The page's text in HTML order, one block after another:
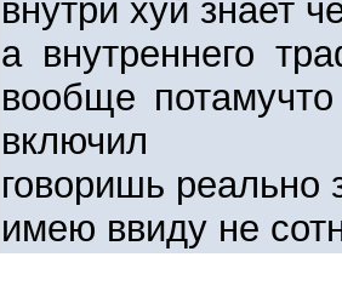
внутри хуй знает
а внутреннего
вообще
включил
говоришь реально
имею ввиду не